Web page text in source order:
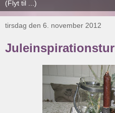
tirsdag den 6. november 2012
Juleinspirationstur